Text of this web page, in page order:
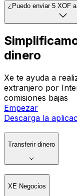
¿Puedo enviar 5 XOF
dinero
Xe te ayuda a
extranjero por
comisiones bajas
Empezar
Descarga la
Transferir dinero
XE Negocios